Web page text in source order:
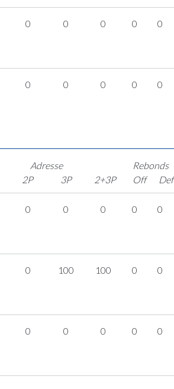
0 0 0 0 0
0 0 0 0 0
Adresse
2P 3P 2+3P
Rebonds
Off
Def
0 0 0 0 0
0 100 100 0 0
0 0 0 0 0